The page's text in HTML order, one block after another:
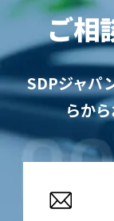
ご相
SDPジャパ
らか